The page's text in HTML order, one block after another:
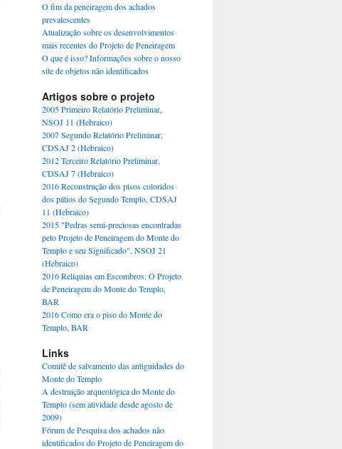
O fim da peneiragem dos achados
prevalescentes
Atualização sobre os desenvolvimentos
mais recentes do Projeto de Peneiragem
O que é isso? Informações sobre o nosso
site de objetos não identificados
Artigos sobre o projeto
2005 Primeiro Relatório Preliminar,
NSOJ 11 (Hebraico)
2007 Segundo Relatório Preliminar,
CDSAJ 2 (Hebraico)
2012 Terceiro Relatório Preliminar,
CDSAJ 7 (Hebraico)
2016 Reconstrução dos pisos coloridos
dos pátios do Segundo Templo, CDSAJ
11 (Hebraico)
2015 "Pedras semi-preciosas encontradas
pelo Projeto de Peneiragem do Monte do
Templo e seu Significado", NSOJ 21
(Hebraico)
2016 Relíquias em Escombros: O Projeto
de Peneiragem do Monte do Templo,
BAR
2016 Como era o piso do Monte do
Templo, BAR
Links
Comitê de salvamento das antiguidades do
Monte do Templo
A destruição arqueológica do Monte do
Templo (sem atividade desde agosto de
2009)
Fórum de Pesquisa dos achados não
identificados do Projeto de Peneiragem do